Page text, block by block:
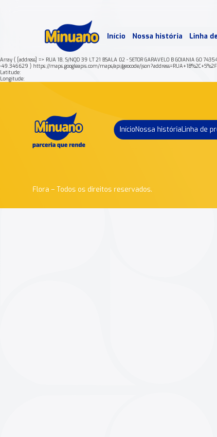
Início Nossa história Linha
Array ( [address] => RUA 1B, S/NQD 39 LT 21 BSALA 02 - SETOR GARAVELO B GOIANIA GO
-49.346629 ) https://maps.googleapis.com/maps/api/geocode/
Latitude:
Longitude:
InícioNossa históriaLinha de
Flora – Todos os direitos reservados.